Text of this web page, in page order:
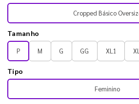
Cropped Básico
Tamanho
P M G GG XL1
Tipo
Feminino